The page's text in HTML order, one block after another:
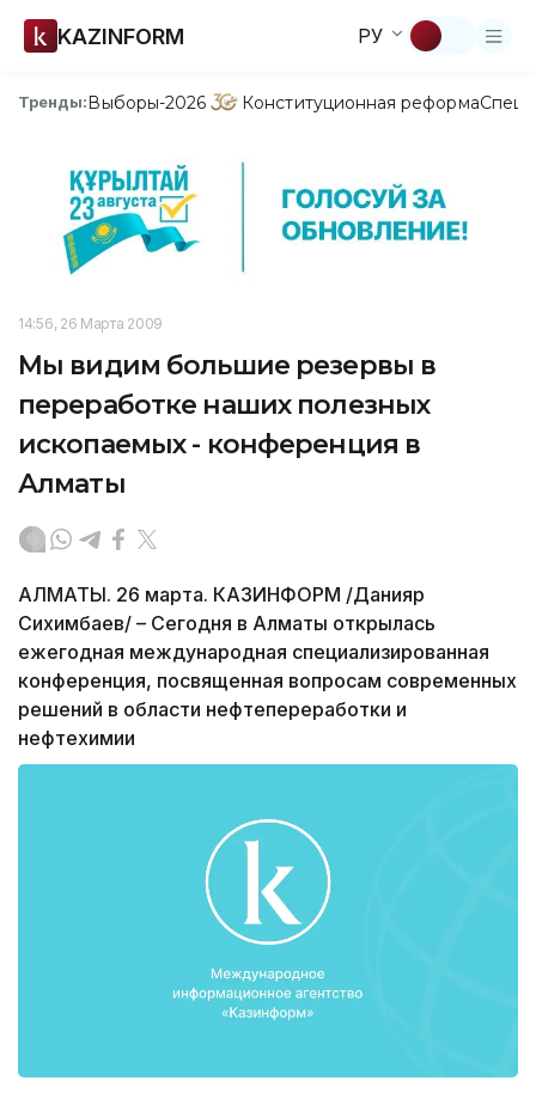
KAZINFORM РУ
Тренды:Выборы-2026 Конституционная реформа
14:56, 26 Марта 2009
Мы видим большие резервы в
переработке наших полезных
ископаемых - конференция в
Алматы
АЛМАТЫ. 26 марта. КАЗИНФОРМ /Данияр
Сихимбаев/ – Сегодня в Алматы открылась
ежегодная международная специализированная
конференция, посвященная вопросам современных
решений в области нефтепереработки и
нефтехимии